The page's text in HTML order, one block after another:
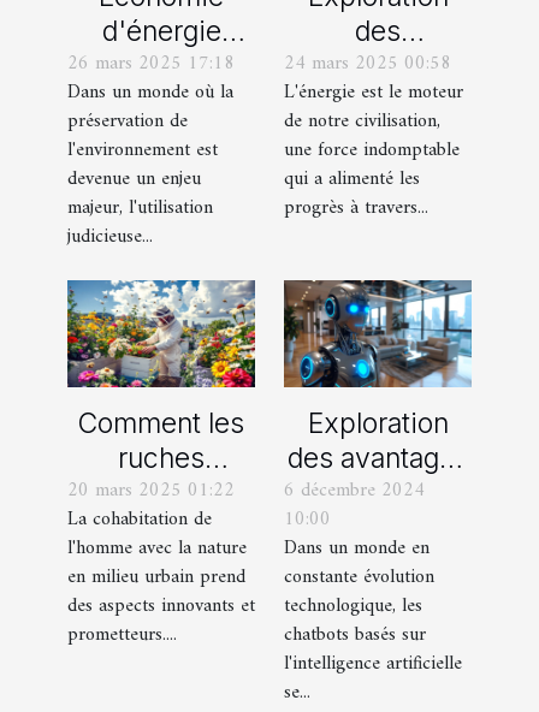
d'énergie
grâce aux
objets
connectés
Solutions pour
un foyer
durable
26 mars 2025 17:18
Dans un monde où la
préservation de
l'environnement est
devenue un enjeu
majeur, l'utilisation
judicieuse...
des
techniques
énergétiques :
de la tradition
à la modernité
24 mars 2025 00:58
L'énergie est le moteur
de notre civilisation,
une force indomptable
qui a alimenté les
progrès à travers...
Comment les
ruches
urbaines
favorisent la
biodiversité en
milieu
professionnel
20 mars 2025 01:22
La cohabitation de
l'homme avec la nature
en milieu urbain prend
des aspects innovants et
prometteurs....
Exploration
des avantages
des chatbots
basés sur
l'intelligence
artificielle
6 décembre 2024
10:00
Dans un monde en
constante évolution
technologique, les
chatbots basés sur
l'intelligence artificielle
se...